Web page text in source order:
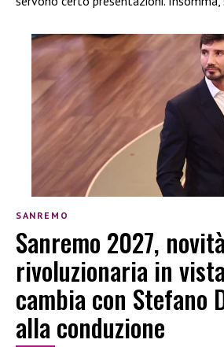
SANREMO
Sanremo 2027,
rivoluzionaria in
cambia con Stefano
alla conduzione